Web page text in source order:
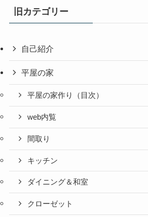
旧カテゴリー
自己紹介
平屋の家
平屋の家作り（目次）
web内覧
間取り
キッチン
ダイニング＆和室
クローゼット